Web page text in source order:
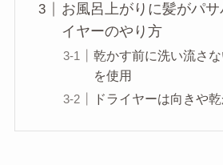
お風呂上がりに髪がパ
イヤーのやり方
乾かす前に洗い流さ
を使用
ドライヤーは向きや